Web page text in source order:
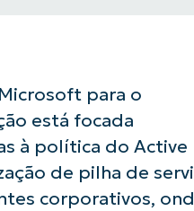
para o
está focada
à política do Active
de pilha de
corporativos,